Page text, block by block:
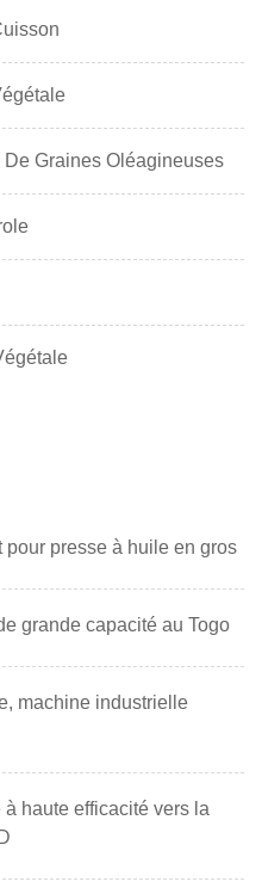
Graines Oléagineuses
presse à huile en gros
grande capacité au Togo
machine industrielle
haute efficacité vers la